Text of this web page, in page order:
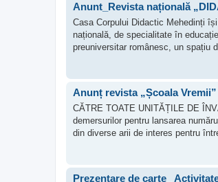
Anunt_Revista națională
Casa Corpului Didactic Mehedinți
națională, de specialitate în
preuniversitar românesc, un spațiu
Anunț revista „Școala
CĂTRE TOATE UNITĂȚILE DE
demersurilor pentru lansarea
din diverse arii de interes pentru
Prezentare de carte_